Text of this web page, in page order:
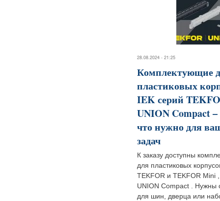
28.08.2024 - 21:25
Комплектующие
пластиковых
IEK серий
UNION Compact –
что нужно для
задач
К заказу доступны
для пластиковых
TEKFOR и TEKFOR Mini
UNION Compact . Нужны
для шин, дверца или